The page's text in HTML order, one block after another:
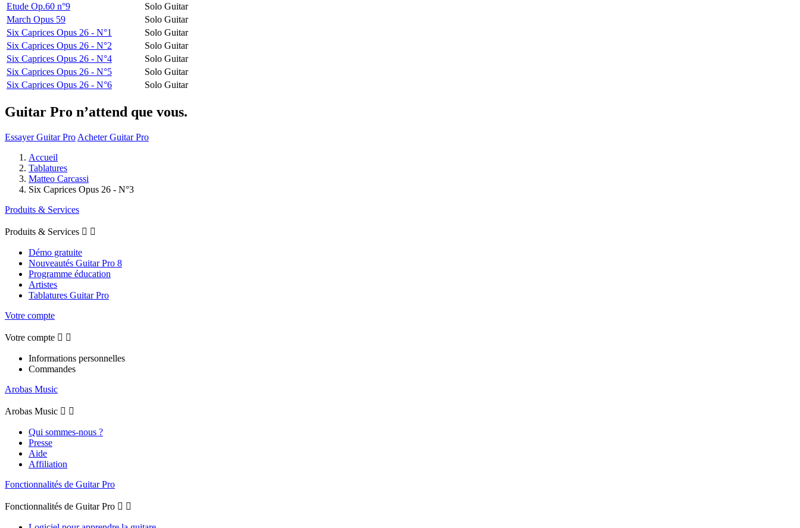
Etude Op.60 n°9
Solo Guitar
March Opus 59
Solo Guitar
Six Caprices Opus 26 - N°1
Solo Guitar
Six Caprices Opus 26 - N°2
Solo Guitar
Six Caprices Opus 26 - N°4
Solo Guitar
Six Caprices Opus 26 - N°5
Solo Guitar
Six Caprices Opus 26 - N°6
Solo Guitar
Guitar Pro n’attend que vous.
Essayer Guitar Pro Acheter Guitar Pro
Accueil
Tablatures
Matteo Carcassi
Six Caprices Opus 26 - N°3
Produits & Services
Produits & Services  
Démo gratuite
Nouveautés Guitar Pro 8
Programme éducation
Artistes
Tablatures Guitar Pro
Votre compte
Votre compte  
Informations personnelles
Commandes
Arobas Music
Arobas Music  
Qui sommes-nous ?
Presse
Aide
Affiliation
Fonctionnalités de Guitar Pro
Fonctionnalités de Guitar Pro  